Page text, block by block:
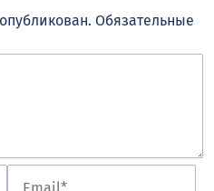
Обязательные